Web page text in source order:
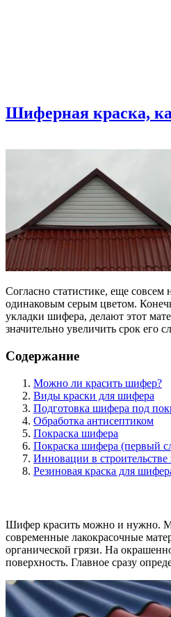
Шиферная краска,
Согласно статистике, еще
одинаковым серым цветом.
укладки шифера, делают этот
значительно увеличить срок его
Содержание
Можно ли красить шифер?
Виды краски для шифера
Подготовка шифера под
Обработка антисептиком
Покраска шифера
Покраска шифера (первый
Инновации в строительстве
Резиновая краска для
Шифер красить можно и нужно.
современные лакокрасочные
органической грязи. На
поверхность. Главное сразу